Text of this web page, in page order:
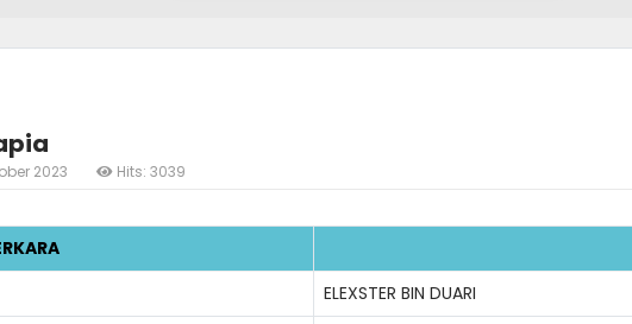
2023 Hits: 3039
ELEXSTER BIN DUARI